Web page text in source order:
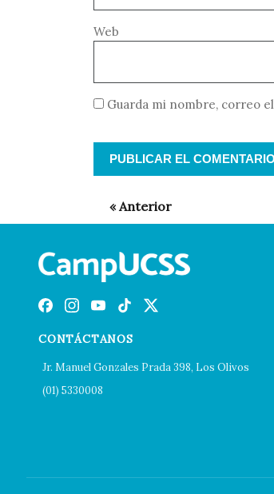
Web
Guarda mi nombre, correo
CONTÁCTANOS
Jr. Manuel Gonzales Prada 398, Los Olivos
(01) 5330008